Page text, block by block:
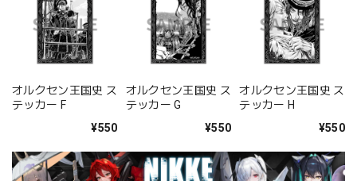
オルクセン王国史 ス
テッカー F
¥550
オルクセン王国史 ス
テッカー G
¥550
オルクセン王国史 ス
テッカー H
¥550